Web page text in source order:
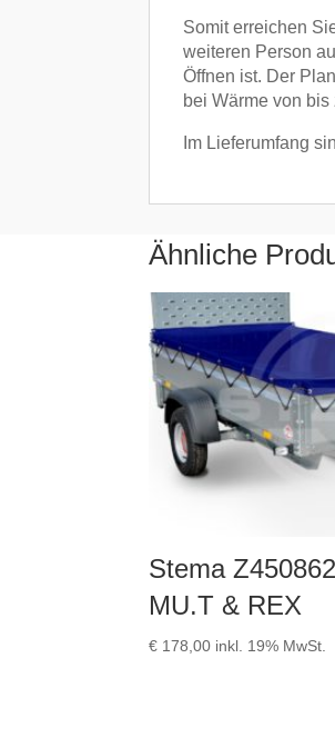
Somit erreichen
weiteren Person
Öffnen ist. Der
bei Wärme von
Im Lieferumfang
Ähnliche
Stema
MU.T & REX
€ 178,00 inkl. 19% MwSt.